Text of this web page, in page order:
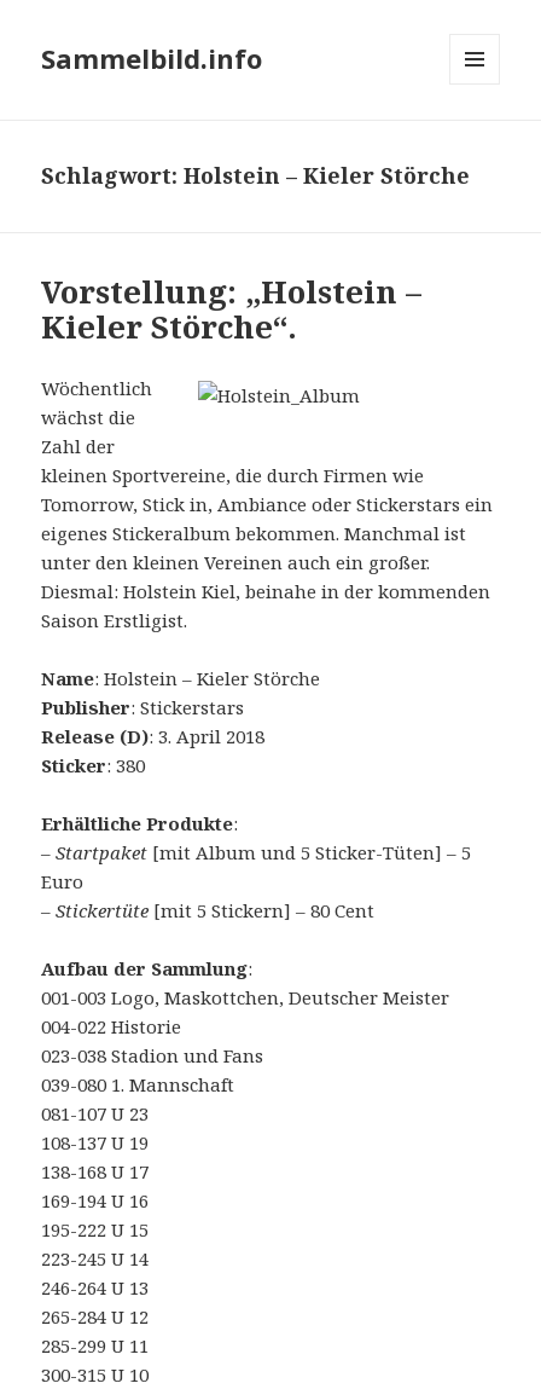
Sammelbild.info
Schlagwort:Holstein – Kieler Störche
Vorstellung: „Holstein –
Kieler Störche“.
Wöchentlich
wächst die
Zahl der
kleinen Sportvereine, die durch Firmen wie
Tomorrow, Stick in, Ambiance oder Stickerstars ein
eigenes Stickeralbum bekommen. Manchmal ist
unter den kleinen Vereinen auch ein großer.
Diesmal: Holstein Kiel, beinahe in der kommenden
Saison Erstligist.
Name: Holstein – Kieler Störche
Publisher: Stickerstars
Release (D): 3. April 2018
Sticker: 380
Erhältliche Produkte:
–Startpaket [mit Album und 5 Sticker-Tüten] – 5
Euro
–Stickertüte [mit 5 Stickern] – 80 Cent
Aufbau der Sammlung:
001-003 Logo, Maskottchen, Deutscher Meister
004-022 Historie
023-038 Stadion und Fans
039-080 1. Mannschaft
081-107 U 23
108-137 U 19
138-168 U 17
169-194 U 16
195-222 U 15
223-245 U 14
246-264 U 13
265-284 U 12
285-299 U 11
300-315 U 10